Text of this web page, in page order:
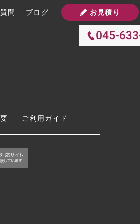
問 ブログ お見積り
ご利用ガイド